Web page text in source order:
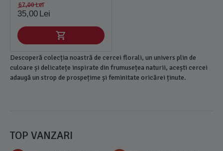
Descoperă colecția noastră de cercei florali, un univers plin de
culoare și delicatețe inspirate din frumusețea naturii, acești cercei
adaugă un strop de prospețime și feminitate oricărei ținute.
67,00Lei
35,00 Lei
TOP VANZARI